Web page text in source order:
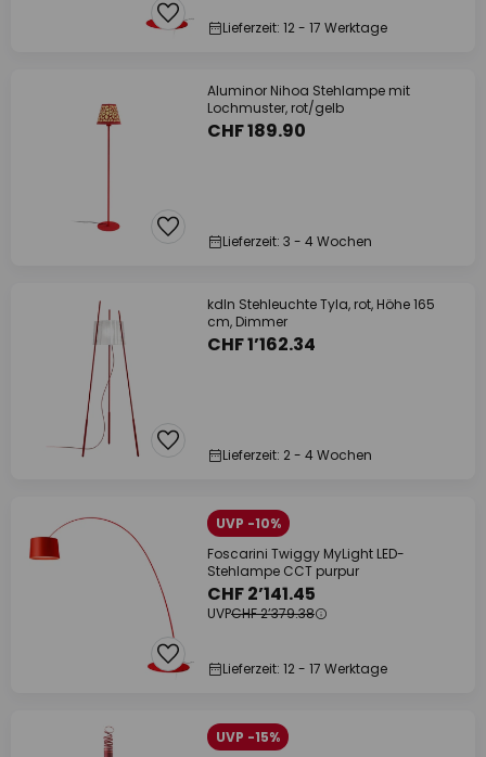
Lieferzeit: 12 - 17 Werktage
Aluminor Nihoa Stehlampe mit
Lochmuster, rot/gelb
CHF 189.90
Lieferzeit: 3 - 4 Wochen
kdln Stehleuchte Tyla, rot, Höhe 165
cm, Dimmer
CHF 1’162.34
Lieferzeit: 2 - 4 Wochen
UVP -10%
Foscarini Twiggy MyLight LED-
Stehlampe CCT purpur
CHF 2’141.45
UVPCHF 2’379.38
Lieferzeit: 12 - 17 Werktage
UVP -15%